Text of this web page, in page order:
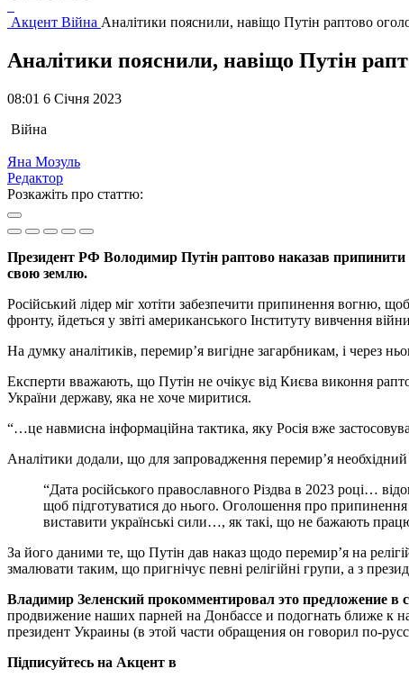
Акцент Війна Аналітики пояснили, навіщо Путін раптово
Аналітики пояснили, навіщо Путін
08:01 6 Січня 2023
Війна
Яна Мозуль
Редактор
Розкажіть про статтю:
Президент РФ Володимир Путін раптово наказав припинити
свою землю.
Російський лідер міг хотіти забезпечити припинення вогню,
фронту, йдеться у звіті американського Інституту вивчення
На думку аналітиків, перемир’я вигідне загарбникам, і через
Експерти вважають, що Путін не очікує від Києва виконня
України державу, яка не хоче миритися.
“…це навмисна інформаційна тактика, яку Росія вже
Аналітики додали, що для запровадження перемир’я
“Дата російського православного Різдва в 2023 році…
щоб підготуватися до нього. Оголошення про
виставити українські сили…, як такі, що не бажають
За його даними те, що Путін дав наказ щодо перемир’я на
змалювати таким, що пригнічує певні релігійні групи, а з
Владимир Зеленский прокомментировал это предложение в
продвижение наших парней на Донбассе и подогнать ближе к
президент Украины (в этой части обращения он говорил по-
Підписуйтесь на Акцент в